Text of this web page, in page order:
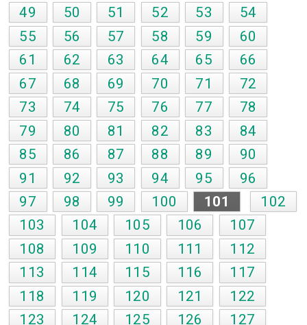
49
50 51 52 53
54
55
56 57 58 59
60
61
62 63 64 65
66
67
68 69 70 71
72
73
74 75 76 77
78
79
80 81 82 83
84
85
86 87 88 89
90
91
92 93 94 95
96
97
98 99 100 101
102
103
104 105 106
107
108
109 110 111
112
113
114 115 116
117
118
119 120 121
122
123
124 125 126
127